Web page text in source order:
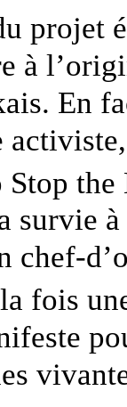
projet
à
En
survie
chef-
fois